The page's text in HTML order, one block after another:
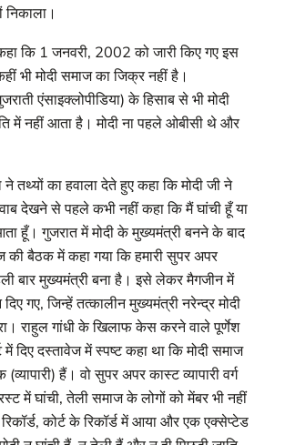
निकाला।
कि 1 जनवरी, 2002 को जारी किए गए इस
भी मोदी समाज का जिक्र नहीं है।
एंसाइक्लोपीडिया) के हिसाब से भी मोदी
में नहीं आता है। मोदी ना पहले ओबीसी थे और
ने तथ्यों का हवाला देते हुए कहा कि मोदी जी ने
देखने से पहले कभी नहीं कहा कि मैं घांची हूँ या
हूँ। गुजरात में मोदी के मुख्यमंत्री बनने के बाद
की बैठक में कहा गया कि हमारी सुपर अपर
बार मुख्यमंत्री बना है। इसे लेकर मैगजीन में
दिए गए, जिन्हें तत्कालीन मुख्यमंत्री नरेन्द्र मोदी
राहुल गांधी के खिलाफ केस करने वाले पूर्णेश
में दिए दस्तावेज में स्पष्ट कहा था कि मोदी समाज
हैं। वो सुपर अपर कास्ट व्यापारी वर्ग
में घांची, तेली समाज के लोगों को मेंबर भी नहीं
कोर्ट के रिकॉर्ड में आया और एक एक्सेप्टेड